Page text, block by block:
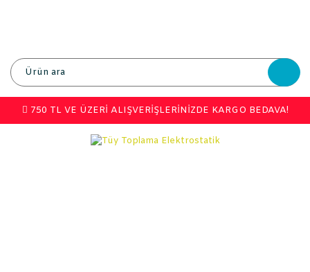
750 TL VE ÜZERİ ALIŞVERİŞLERİNİZDE KARGO BEDAVA!